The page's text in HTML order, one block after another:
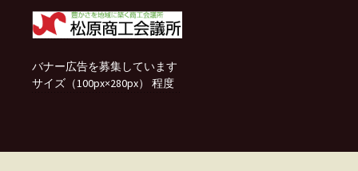
バナー広告を募集しています
サイズ（100px×280px） 程度